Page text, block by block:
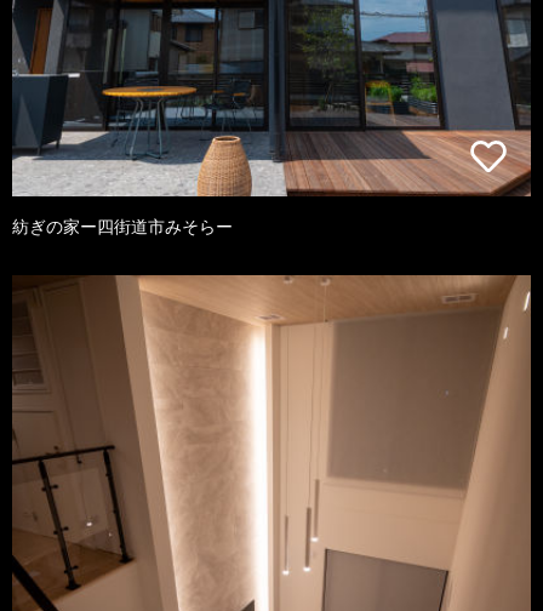
紡ぎの家ー四街道市みそらー